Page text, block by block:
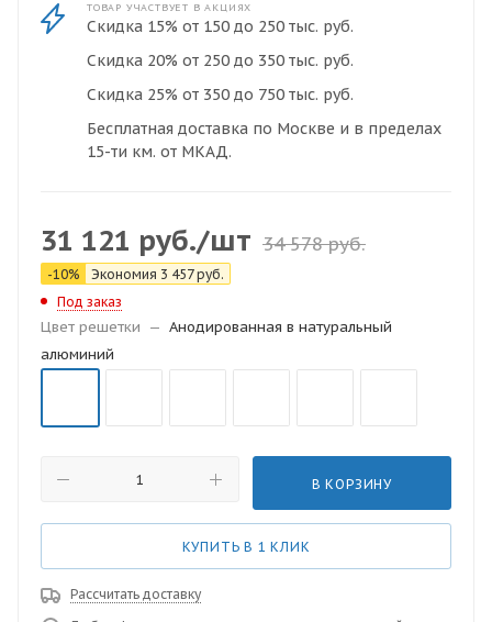
ТОВАР УЧАСТВУЕТ В АКЦИЯХ
Скидка 15% от 150 до 250 тыс. руб.
Скидка 20% от 250 до 350 тыс. руб.
Скидка 25% от 350 до 750 тыс. руб.
Бесплатная доставка по Москве и в пределах
15-ти км. от МКАД.
31 121 руб./шт 34 578руб.
-10% Экономия 3 457руб.
Под заказ
Цвет решетки — Анодированная в натуральный
алюминий
В КОРЗИНУ
КУПИТЬ В 1 КЛИК
Рассчитать доставку